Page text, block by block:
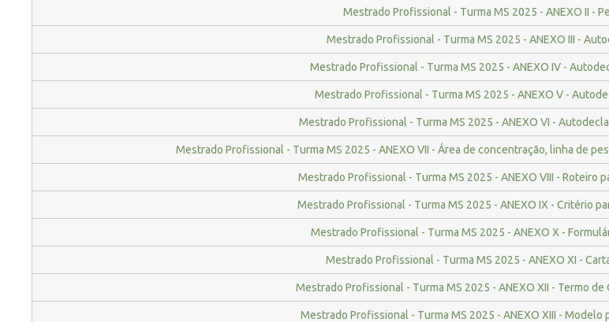
Mestrado Profissional - Turma MS 2025 - ANEXO II -
Mestrado Profissional - Turma MS 2025 - ANEXO III -
Mestrado Profissional - Turma MS 2025 - ANEXO IV -
Mestrado Profissional - Turma MS 2025 - ANEXO V -
Mestrado Profissional - Turma MS 2025 - ANEXO VI -
Mestrado Profissional - Turma MS 2025 - ANEXO VII - Área de concentração, linha de
Mestrado Profissional - Turma MS 2025 - ANEXO VIII - Roteiro
Mestrado Profissional - Turma MS 2025 - ANEXO IX - Critério
Mestrado Profissional - Turma MS 2025 - ANEXO X -
Mestrado Profissional - Turma MS 2025 - ANEXO XI -
Mestrado Profissional - Turma MS 2025 - ANEXO XII - Termo de
Mestrado Profissional - Turma MS 2025 - ANEXO XIII - Modelo